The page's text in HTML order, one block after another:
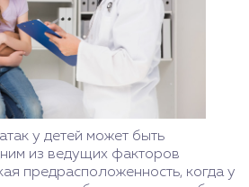
у детей может быть
из ведущих факторов
предрасположенность, когда у